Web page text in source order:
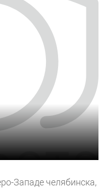
Западе челябинска,